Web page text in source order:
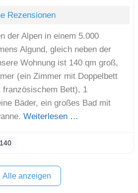
Rezensionen
der Alpen in einem 5.000
Algund, gleich neben der
Wohnung ist 140 qm groß,
(ein Zimmer mit Doppelbett
französischem Bett), 1
Bäder, ein großes Bad mit
Weiterlesen …
140
Alle anzeigen